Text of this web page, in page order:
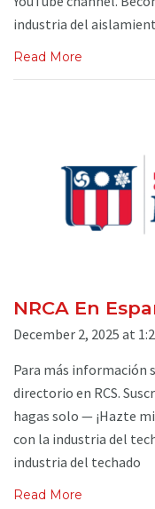
industria del
Read More
NRCA En
December 2, 2025 at
Para más información
directorio en RCS.
hagas solo — ¡Hazte
con la industria del
industria del techado
Read More